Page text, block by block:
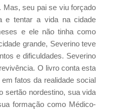
Mas, seu pai se viu forçado
e tentar a vida na cidade
e ele não tinha como
grande, Severino teve
e dificuldades. Severino
O livro conta esta
fatos da realidade social
sertão nordestino, sua vida
formação como Médico-